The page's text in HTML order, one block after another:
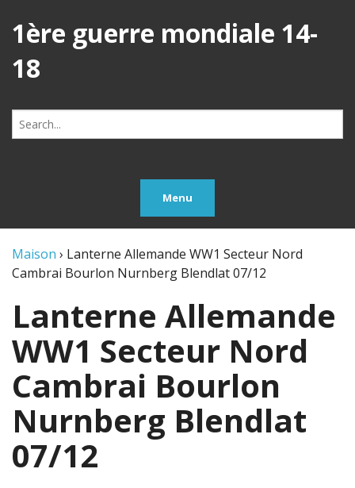
1ère guerre mondiale 14-
18
Search
for:
Menu
Maison › Lanterne Allemande WW1 Secteur Nord
Cambrai Bourlon Nurnberg Blendlat 07/12
Lanterne Allemande
WW1 Secteur Nord
Cambrai Bourlon
Nurnberg Blendlat
07/12